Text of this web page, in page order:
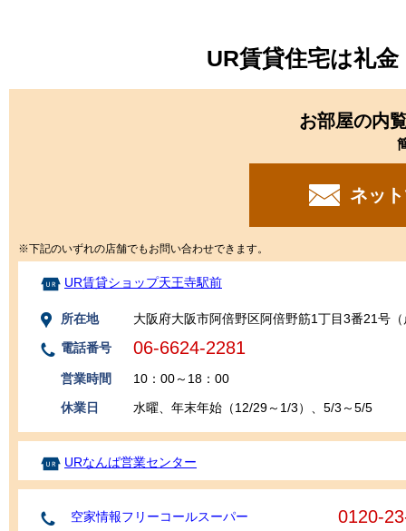
UR賃貸住宅は礼
お部屋の内
ネッ
※下記のいずれの店舗でもお問い合わせできます。
UR賃貸ショップ天王寺駅前
所在地
大阪府大阪市阿倍野区阿倍野筋1丁目3番21号
電話番号
06-6624-2281
営業時間
10：00～18：00
休業日
水曜、年末年始（12/29～1/3）、5/3～5/5
URなんば営業センター
空家情報フリーコールスーパー 0120-